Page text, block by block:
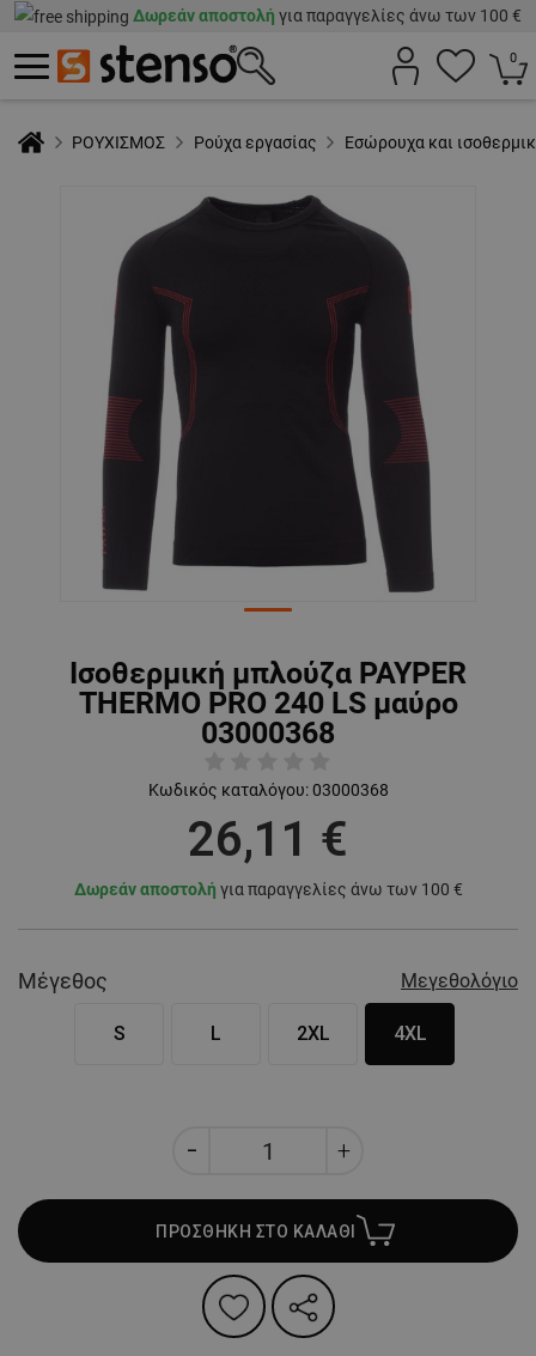
Δωρεάν αποστολή για παραγγελίες άνω των 100 €
0
ΡΟΥΧΙΣΜΟΣ Ρούχα εργασίας Εσώρουχα και
Ισοθερμική μπλούζα PAYPER
THERMO PRO 240 LS μαύρο
03000368
Κωδικός καταλόγου: 03000368
26,11 €
Δωρεάν αποστολή για παραγγελίες άνω των 100 €
Μέγεθος Μεγεθολόγιο
S L 2XL 4XL
ΠΡΟΣΘΗΚΗ ΣΤΟ ΚΑΛΑΘΙ